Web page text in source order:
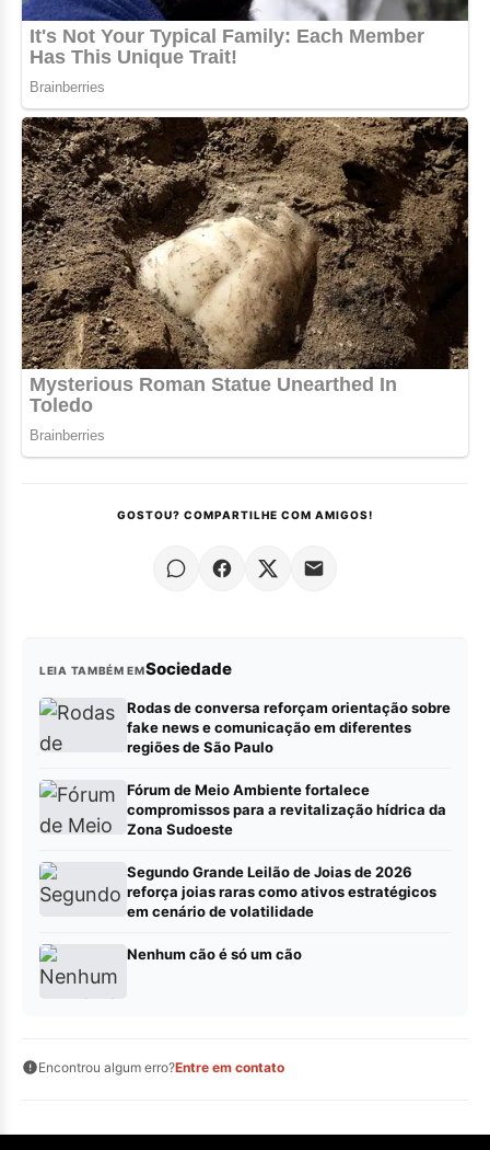
GOSTOU? COMPARTILHE COM AMIGOS!
LEIA TAMBÉM EMSociedade
Rodas de conversa reforçam orientação sobre
fake news e comunicação em diferentes
regiões de São Paulo
Fórum de Meio Ambiente fortalece
compromissos para a revitalização hídrica da
Zona Sudoeste
Segundo Grande Leilão de Joias de 2026
reforça joias raras como ativos estratégicos
em cenário de volatilidade
Nenhum cão é só um cão
Encontrou algum erro?Entre em contato